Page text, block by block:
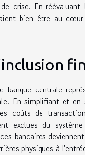
crise. En
bien être au
banque centrale
En simplifiant et
coûts de
exclues du
bancaires
physiques à